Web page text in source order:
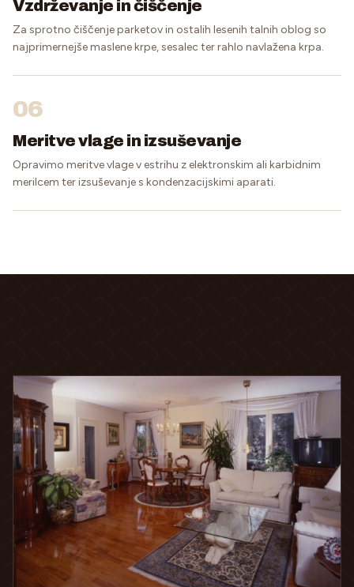
Vzdrževanje in čiščenje
Za sprotno čiščenje parketov in ostalih lesenih talnih oblog so
najprimernejše maslene krpe, sesalec ter rahlo navlažena krpa.
06
Meritve vlage in izsuševanje
Opravimo meritve vlage v estrihu z elektronskim ali karbidnim
merilcem ter izsuševanje s kondenzacijskimi aparati.